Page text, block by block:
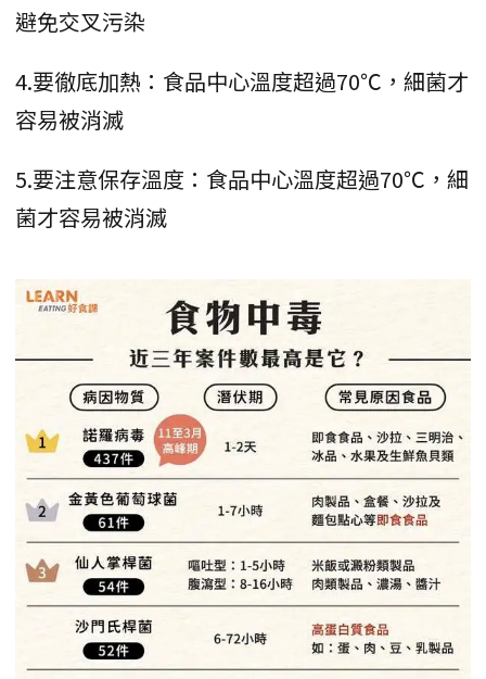
避免交叉污染
4.要徹底加熱：食品中心溫度超過70℃，細菌才
容易被消滅
5.要注意保存溫度：食品中心溫度超過70℃，細
菌才容易被消滅